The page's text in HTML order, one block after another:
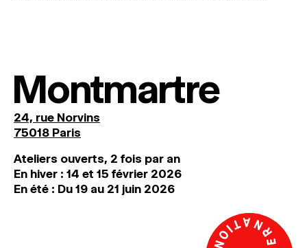
Montmartre
24, rue Norvins
75018 Paris
Ateliers ouverts, 2 fois par an
En hiver : 14 et 15 février 2026
En été : Du 19 au 21 juin 2026